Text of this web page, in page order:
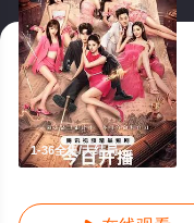
1-36全集/大结局